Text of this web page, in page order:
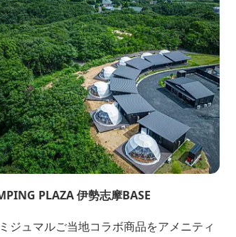
PLAZA 伊勢志摩BASE
ジュマルご当地コラボ商品をアメニティ